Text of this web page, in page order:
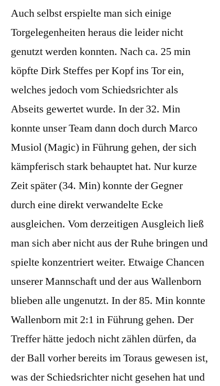
Auch selbst erspielte man sich einige
Torgelegenheiten heraus die leider nicht
genutzt werden konnten. Nach ca. 25 min
köpfte Dirk Steffes per Kopf ins Tor ein,
welches jedoch vom Schiedsrichter als
Abseits gewertet wurde. In der 32. Min
konnte unser Team dann doch durch Marco
Musiol (Magic) in Führung gehen, der sich
kämpferisch stark behauptet hat. Nur kurze
Zeit später (34. Min) konnte der Gegner
durch eine direkt verwandelte Ecke
ausgleichen. Vom derzeitigen Ausgleich ließ
man sich aber nicht aus der Ruhe bringen und
spielte konzentriert weiter. Etwaige Chancen
unserer Mannschaft und der aus Wallenborn
blieben alle ungenutzt. In der 85. Min konnte
Wallenborn mit 2:1 in Führung gehen. Der
Treffer hätte jedoch nicht zählen dürfen, da
der Ball vorher bereits im Toraus gewesen ist,
was der Schiedsrichter nicht gesehen hat und